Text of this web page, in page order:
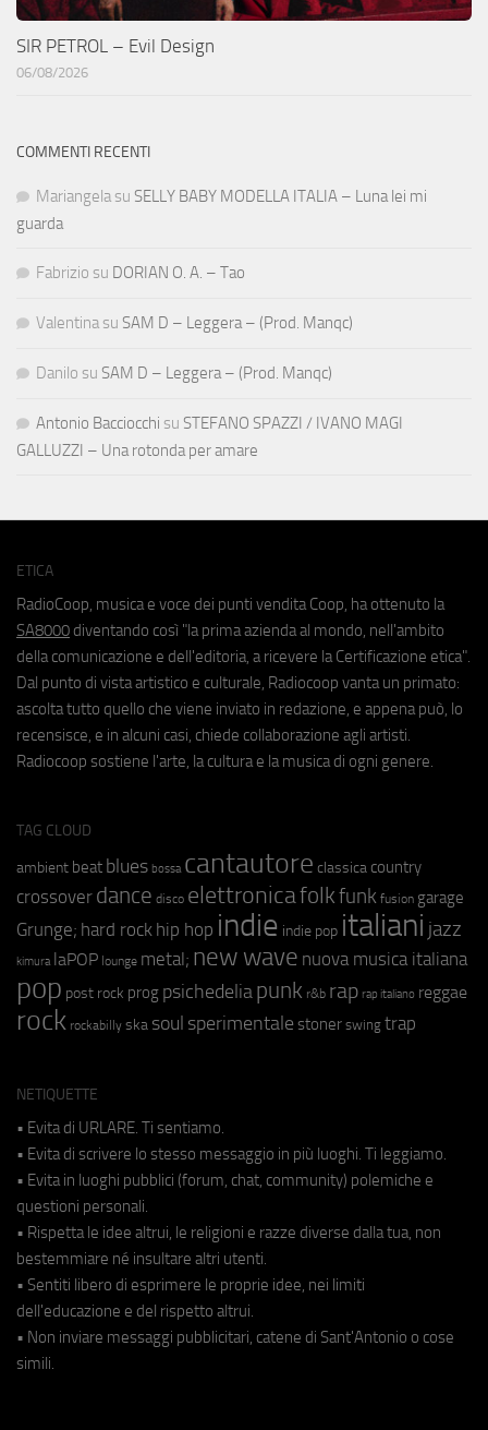
SIR PETROL – Evil Design
06/08/2026
COMMENTI RECENTI
Mariangela su SELLY BABY MODELLA ITALIA – Luna lei mi
guarda
Fabrizio su DORIAN O. A. – Tao
Valentina su SAM D – Leggera – (Prod. Manqc)
Danilo su SAM D – Leggera – (Prod. Manqc)
Antonio Bacciocchi su STEFANO SPAZZI / IVANO MAGI
GALLUZZI – Una rotonda per amare
ETICA
RadioCoop, musica e voce dei punti vendita Coop, ha ottenuto la
SA8000 diventando così "la prima azienda al mondo, nell'ambito
della comunicazione e dell'editoria, a ricevere la Certificazione etica".
Dal punto di vista artistico e culturale, Radiocoop vanta un primato:
ascolta tutto quello che viene inviato in redazione, e appena può, lo
recensisce, e in alcuni casi, chiede collaborazione agli artisti.
Radiocoop sostiene l'arte, la cultura e la musica di ogni genere.
TAG CLOUD
ambient beat blues bossa cantautore classica country
crossover dance disco elettronicafolkfunk fusion garage
Grunge; hard rock hip hop indie indie pop italiani jazz
kimura laPOP lounge metal; new wave nuova musica italiana
pop post rock prog psichedeliapunk r&b rap rap italiano reggae
rock rockabilly ska soul sperimentale stoner swing trap
NETIQUETTE
• Evita di URLARE. Ti sentiamo.
• Evita di scrivere lo stesso messaggio in più luoghi. Ti leggiamo.
• Evita in luoghi pubblici (forum, chat, community) polemiche e
questioni personali.
• Rispetta le idee altrui, le religioni e razze diverse dalla tua, non
bestemmiare né insultare altri utenti.
• Sentiti libero di esprimere le proprie idee, nei limiti
dell'educazione e del rispetto altrui.
• Non inviare messaggi pubblicitari, catene di Sant'Antonio o cose
simili.